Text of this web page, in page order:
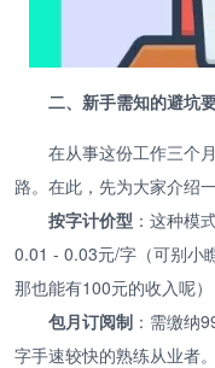
二、新手需知的避坑
在从事这份工作三个
路。在此，先为大家介绍
按字计价型 ：这种模
0.01 - 0.03元/字（可别小
那也能有100元的收入呢）
包月订阅制 ：需缴纳
字手速较快的熟练从业者。